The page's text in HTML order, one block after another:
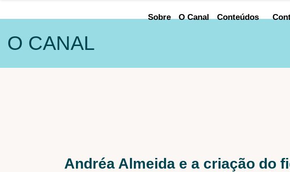
Sobre O Canal Conteúdos
O CANAL
Iluminação Arquitetural
Andréa Almeida e a criação do